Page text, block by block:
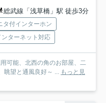
総武線「浅草橋」駅 徒歩3分
タ付インターホン
ンターネット対応
可能、北西の角のお部屋、二
眺望と通風良好～ ... もっと見